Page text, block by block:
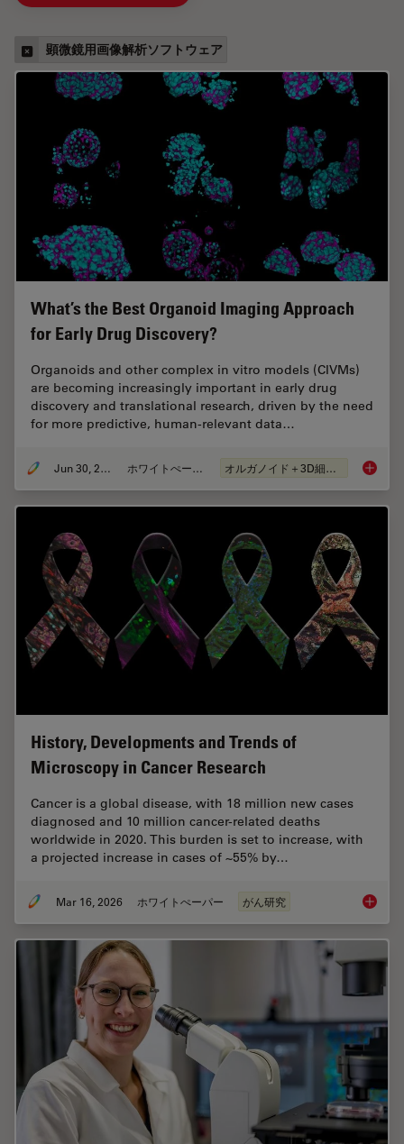
顕微鏡用画像解析ソフトウェア
What’s the Best Organoid Imaging Approach
for Early Drug Discovery?
Organoids and other complex in vitro models (CIVMs)
are becoming increasingly important in early drug
discovery and translational research, driven by the need
for more predictive, human-relevant data…
Jun 30, 2026 ホワイトぺーパー オルガノイド＋3D細胞培養
History, Developments and Trends of
Microscopy in Cancer Research
Cancer is a global disease, with 18 million new cases
diagnosed and 10 million cancer-related deaths
worldwide in 2020. This burden is set to increase, with
a projected increase in cases of ~55% by…
Mar 16, 2026 ホワイトぺーパー がん研究